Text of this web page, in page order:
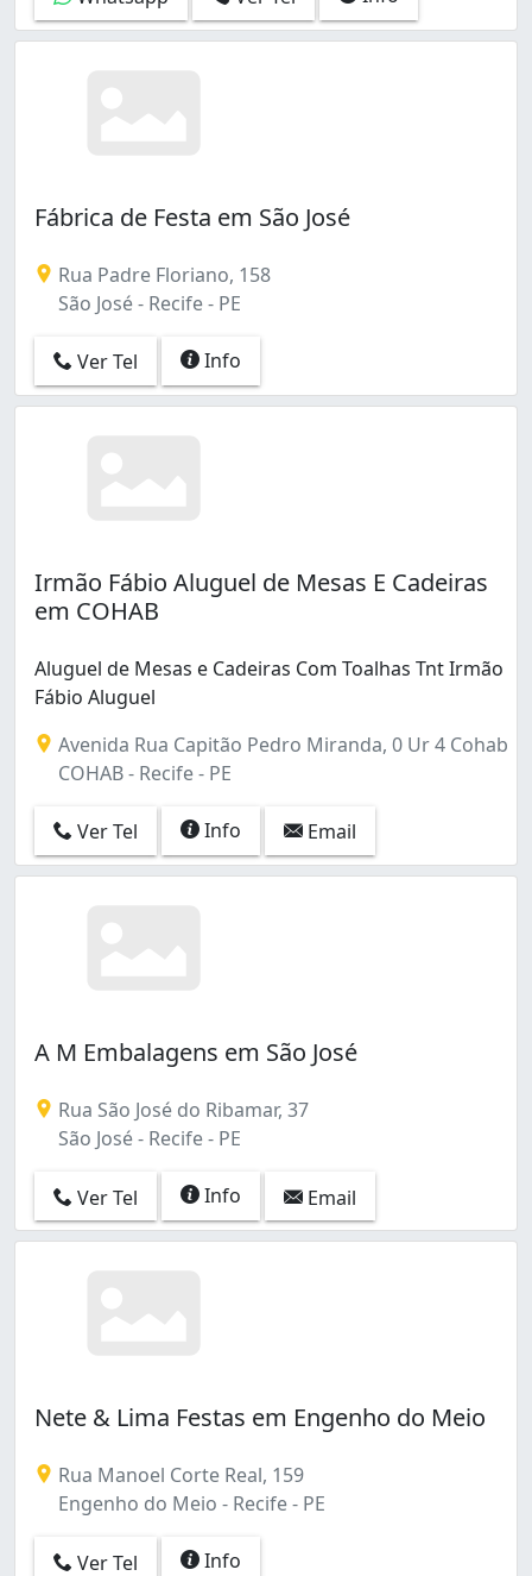
Fábrica de Festa em São José
Rua Padre Floriano, 158
São José - Recife - PE
Ver Tel Info
Irmão Fábio Aluguel de Mesas E Cadeiras
em COHAB
Aluguel de Mesas e Cadeiras Com Toalhas Tnt Irmão
Fábio Aluguel
Avenida Rua Capitão Pedro Miranda, 0 Ur 4 Cohab
COHAB - Recife - PE
Ver Tel Info Email
A M Embalagens em São José
Rua São José do Ribamar, 37
São José - Recife - PE
Ver Tel Info Email
Nete & Lima Festas em Engenho do Meio
Rua Manoel Corte Real, 159
Engenho do Meio - Recife - PE
Ver Tel Info